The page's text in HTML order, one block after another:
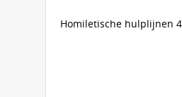
Homiletische hulplijnen